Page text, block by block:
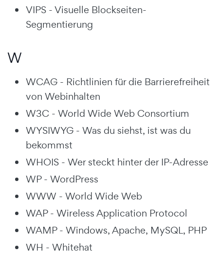
VIPS - Visuelle Blockseiten-
Segmentierung
W
WCAG - Richtlinien für die Barrierefreiheit
von Webinhalten
W3C - World Wide Web Consortium
WYSIWYG - Was du siehst, ist was du
bekommst
WHOIS - Wer steckt hinter der IP-Adresse
WP - WordPress
WWW - World Wide Web
WAP - Wireless Application Protocol
WAMP - Windows, Apache, MySQL, PHP
WH - Whitehat